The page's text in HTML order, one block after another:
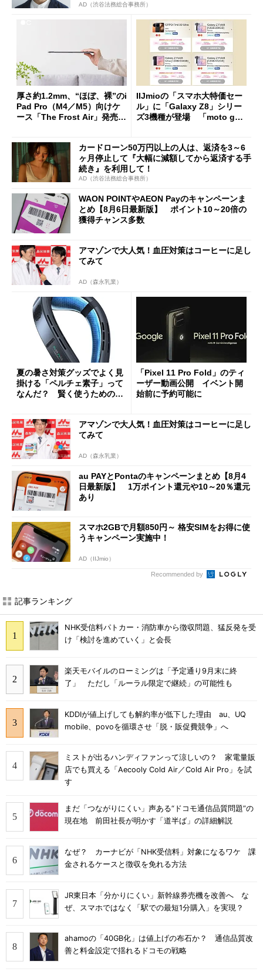
AD（渋谷法務総合事務所）
厚さ約1.2mm、“ほぼ、裸”のi
Pad Pro（M4／M5）向けケ
ース「The Frost Air」発売
IIJmioの「スマホ大特価セー
ル」に「Galaxy Z8」シリー
ズ3機種が登場 「moto g37
カードローン50万円以上の人は、返済を3～6
ヶ月停止して『大幅に減額してから返済する手
続き』を利用して！
AD（渋谷法務総合事務所）
WAON POINTやAEON Payのキャンペーンま
とめ【8月6日最新版】 ポイント10～20倍の
獲得チャンス多数
アマゾンで大人気！血圧対策はコーヒーに足し
てみて
AD（森永乳業）
夏の暑さ対策グッズでよく見
掛ける「ペルチェ素子」って
なんだ？ 賢く使うための注
「Pixel 11 Pro Fold」のティ
ーザー動画公開 イベント開
始前に予約可能に
アマゾンで大人気！血圧対策はコーヒーに足し
てみて
AD（森永乳業）
au PAYとPontaのキャンペーンまとめ【8月4
日最新版】 1万ポイント還元や10～20％還元
あり
スマホ2GBで月額850円～ 格安SIMをお得に使
うキャンペーン実施中！
AD（IIJmio）
Recommended by
記事ランキング
NHK受信料パトカー・消防車から徴収問題、猛反発を受
け「検討を進めていく」と会長
楽天モバイルのローミングは「予定通り9月末に終
了」 ただし「ルーラル限定で継続」の可能性も
KDDIが値上げしても解約率が低下した理由 au、UQ
mobile、povoを循環させ「脱・販促費競争」へ
ミストが出るハンディファンって涼しいの？ 家電量販
店でも買える「Aecooly Cold Air／Cold Air Pro」を試
す
まだ「つながりにくい」声ある“ドコモ通信品質問題”の
現在地 前田社長が明かす「道半ば」の詳細解説
なぜ？ カーナビが「NHK受信料」対象になるワケ 課
金されるケースと徴収を免れる方法
JR東日本「分かりにくい」新幹線券売機を改善へ な
ぜ、スマホではなく「駅での最短1分購入」を実現？
ahamoの「40GB化」は値上げの布石か？ 通信品質改
善と料金設定で揺れるドコモの戦略